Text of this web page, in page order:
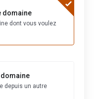
domaine
dont vous voulez
depuis un autre